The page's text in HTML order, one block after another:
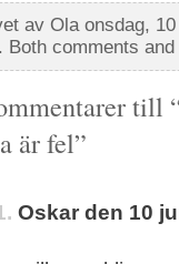
av Ola onsdag,
. Both comments
till
är fel”
Oskar den 10